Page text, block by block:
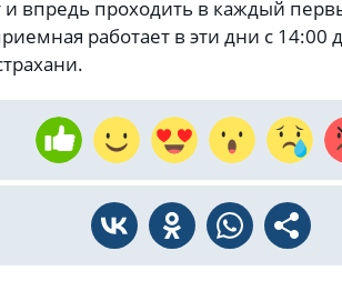
и впредь проходить в каждый
работает в эти дни с 14:00